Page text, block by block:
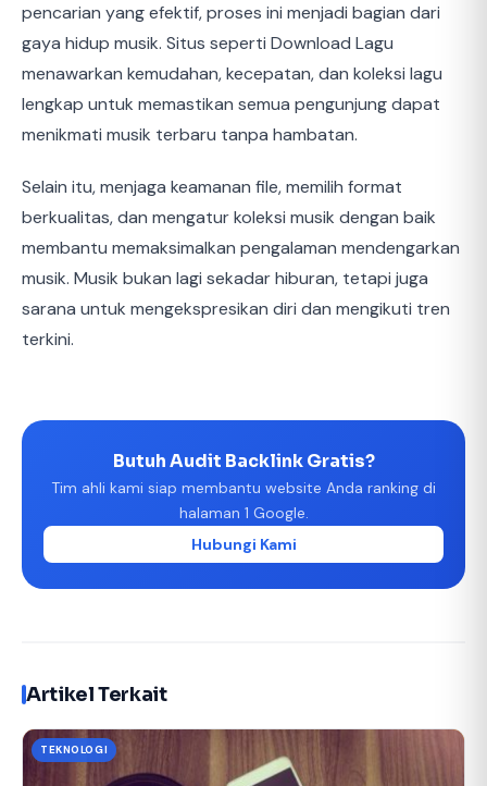
pencarian yang efektif, proses ini menjadi bagian dari
gaya hidup musik. Situs seperti Download Lagu
menawarkan kemudahan, kecepatan, dan koleksi lagu
lengkap untuk memastikan semua pengunjung dapat
menikmati musik terbaru tanpa hambatan.
Selain itu, menjaga keamanan file, memilih format
berkualitas, dan mengatur koleksi musik dengan baik
membantu memaksimalkan pengalaman mendengarkan
musik. Musik bukan lagi sekadar hiburan, tetapi juga
sarana untuk mengekspresikan diri dan mengikuti tren
terkini.
Butuh Audit Backlink Gratis?
Tim ahli kami siap membantu website Anda ranking di
halaman 1 Google.
Hubungi Kami
Artikel Terkait
TEKNOLOGI